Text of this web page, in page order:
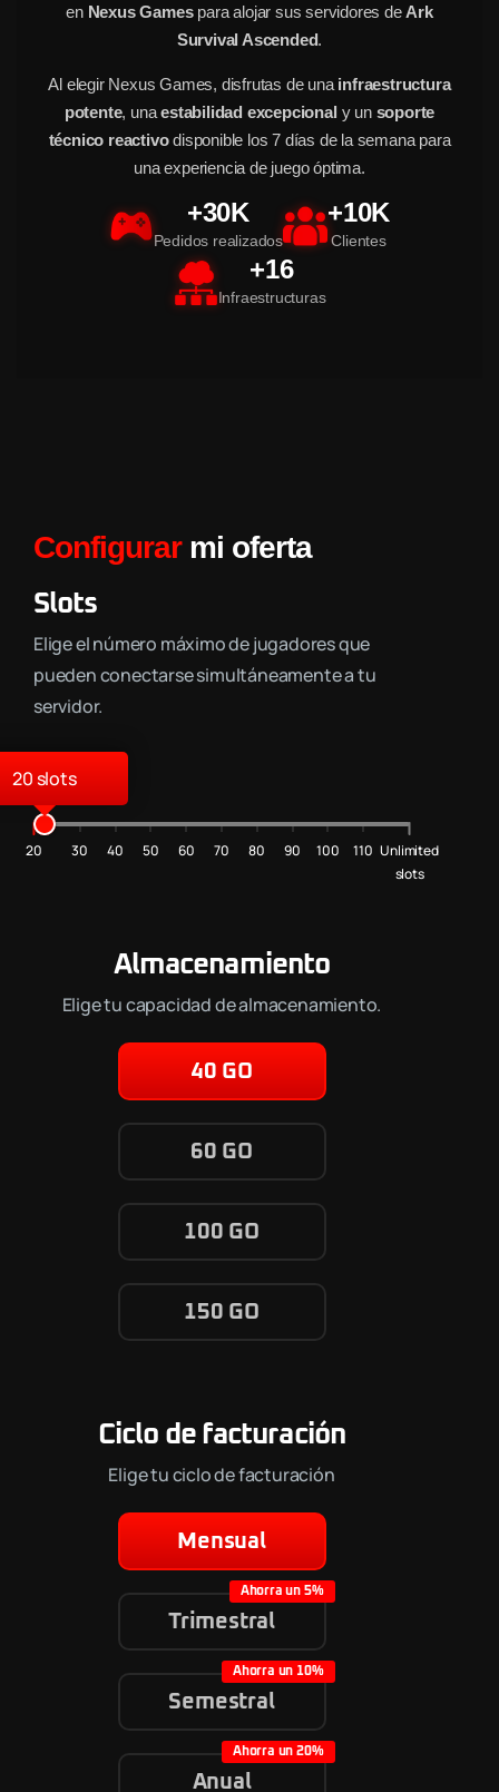
en Nexus Gamespara alojar sus servidores de Ark
Survival Ascended.
Al elegir Nexus Games, disfrutas de una infraestructura
potente, unaestabilidad excepcional y un soporte
técnico reactivodisponible los 7 días de la semana para
una experiencia de juego óptima.
+30K
Pedidos realizados
+10K
Clientes
+16
Infraestructuras
Configurarmi oferta
Slots
Elige el número máximo de jugadores que
pueden conectarse simultáneamente a tu
servidor.
20
20 30 40 50 60 70 80 90 100 110 Unlimited
slots
Almacenamiento
Elige tu capacidad de almacenamiento.
40 GO
60 GO
100 GO
150 GO
Ciclo de facturación
Elige tu ciclo de facturación
Mensual
Trimestral
Semestral
Anual